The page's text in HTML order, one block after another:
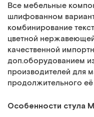
Все мебельные
шлифованном
комбинирование
цветной
качественной
доп.оборудованием
производителей для
продолжительного
Особенности стула